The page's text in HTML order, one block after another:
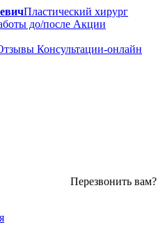
Пластический хирург
до/после Акции
Консультации-онлайн
Перезвонить вам?